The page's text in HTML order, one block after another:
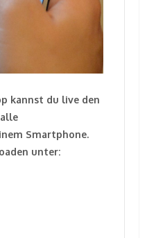
kannst du live den
Smartphone.
unter: